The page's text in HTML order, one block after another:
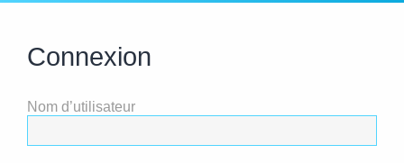
Connexion
Nom d’utilisateur